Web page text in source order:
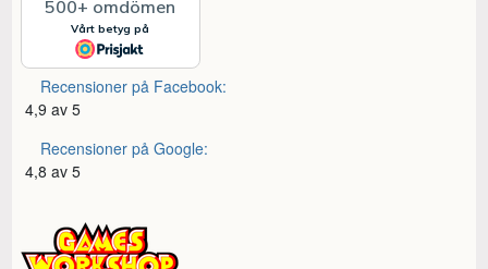
Recensioner på Facebook:
4,9 av 5
Recensioner på Google:
4,8 av 5